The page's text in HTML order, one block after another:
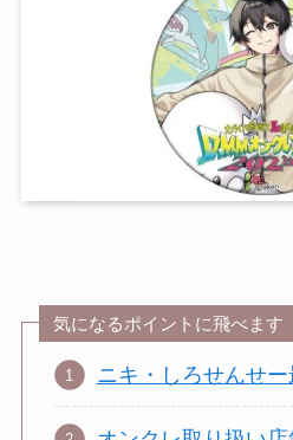
気になるポイントに飛べます
ニキ・しろせんせ